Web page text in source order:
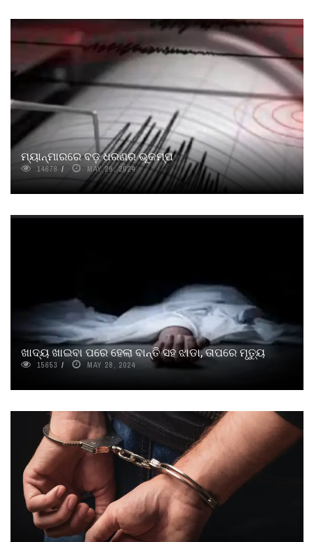
ମ୍ୟାନ୍‌ମାରରେ ବଡ଼ ଧରଣର ଭୂକମ୍ପ
14678 MAY 29, 2024
ଖାଦ୍ୟ ଖାଇବା ପରେ ହେଲା ବାନ୍ତି ସହ ଝାଡା, ତାପରେ ମୃତ୍ୟୁ
15653 MAY 28, 2024